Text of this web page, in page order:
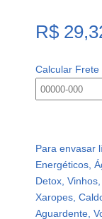
R$
Calcular Frete
Para envasar
Energéticos,
Detox,
Xaropes,
Aguardente,